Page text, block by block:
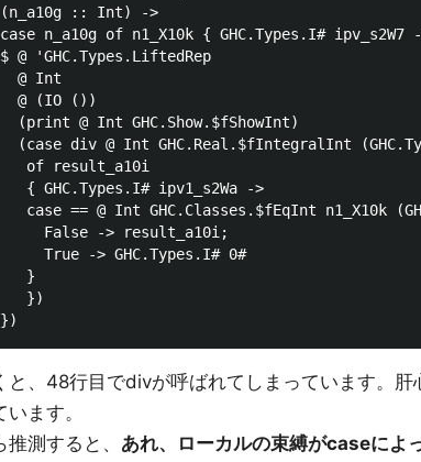
:: Int) ->
n_a10g of n1_X10k { GHC.Types.I# ipv_s2W7
'GHC.Types.LiftedRep
Int
(IO ())
@ Int GHC.Show.$fShowInt)
div @ Int GHC.Real.$fIntegralInt
result_a10i
ipv1_s2Wa ->
== @ Int GHC.Classes.$fEqInt n1_X10k
False -> result_a10i;
-> GHC.Types.I# 0#
}
})
と、48行目でdivが呼ばれてしまっています。肝
ます。
測すると、 あれ、ローカルの束縛がcaseによ